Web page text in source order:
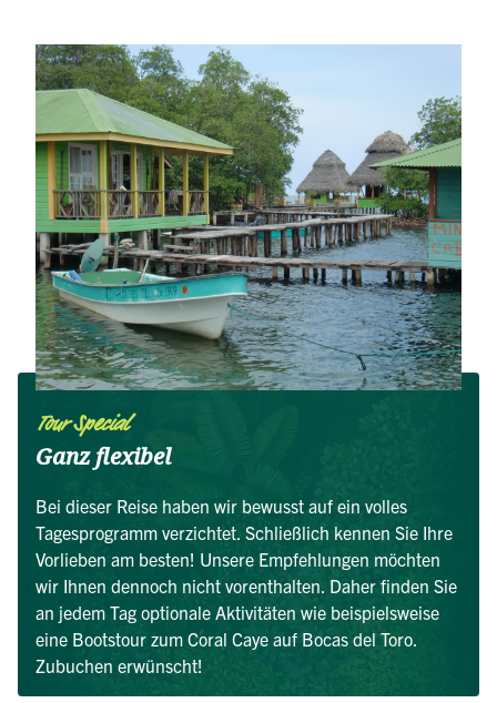
Tour Special
Ganz flexibel
Bei dieser Reise haben wir bewusst auf ein volles
Tagesprogramm verzichtet. Schließlich kennen Sie Ihre
Vorlieben am besten! Unsere Empfehlungen möchten
wir Ihnen dennoch nicht vorenthalten. Daher finden Sie
an jedem Tag optionale Aktivitäten wie beispielsweise
eine Bootstour zum Coral Caye auf Bocas del Toro.
Zubuchen erwünscht!